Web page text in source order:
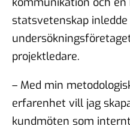
statsvetenskap
projektledare.
– Med min
erfarenhet vill jag
kundmöten som